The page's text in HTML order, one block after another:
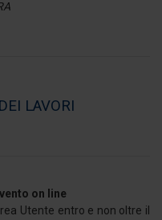
LAVORI
on line
Utente entro e non oltre il